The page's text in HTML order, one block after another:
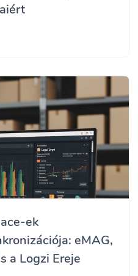
ek
eMAG,
a Logzi Ereje